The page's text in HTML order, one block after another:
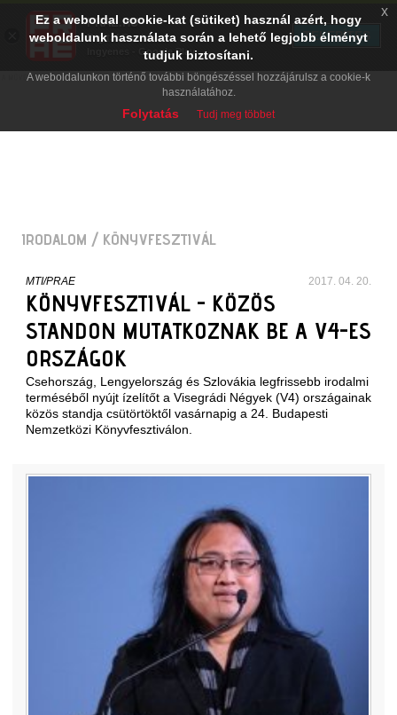
IRODALOM / KÖNYVFESZTIVÁL
MTI/PRAE 2017. 04. 20.
KÖNYVFESZTIVÁL - KÖZÖS
STANDON MUTATKOZNAK BE A V4-ES
ORSZÁGOK
Csehország, Lengyelország és Szlovákia legfrissebb irodalmi
terméséből nyújt ízelítőt a Visegrádi Négyek (V4) országainak
közös standja csütörtöktől vasárnapig a 24. Budapesti
Nemzetközi Könyvfesztiválon.
Ez a weboldal cookie-kat (sütiket) használ azért, hogy
weboldalunk használata során a lehető legjobb élményt
tudjuk biztosítani.
A weboldalunkon történő további böngészéssel hozzájárulsz a cookie-k
használatához.
Folytatás Tudj meg többet
x
PRAE.HU
Digital Evolution
Ingyenes - Google Play
TELEPÍTÉS